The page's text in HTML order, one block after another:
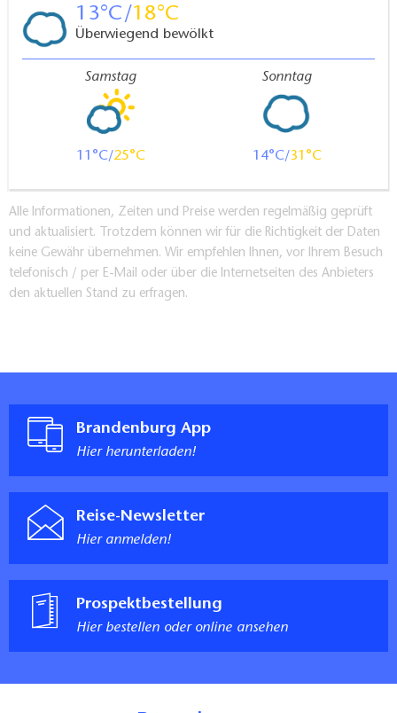
Neu ausgebauter, großzügiger Hafen
Hafenbüro im Alten Hafen in ca. 500 m Entfernung,
barrierefreie Hausboote vorzugsweise im Alten Hafen
(wenn Sanitäranlagen benötigt werden)
Erfahrung mit Gästen mit Mobilitätseinschränkungen
PKW-Stellplätze
der Nähe des Eingangs: 2
vor Ziegeleipark Mildenberg (ca. 200 m)
Zugang und Wege Außenbereich
stufenlose Wegeführung möglich
Wegebeschaffenheit:
glattes Pflaster, Asphalt, kleine Steigung am
Rezeption
Rezeptionscounter oder -tisch teilweise auf eine Höhe
Kommentar:
Hafenbüro (1 Stufe 27 cm) befindet sich im Alten
Hafen (ca. 500 m entfernt
stufenlos
Gästetoilette
im Hafenbüro
13 18
Überwiegend bewölkt
Samstag
11 25
Sonntag
14 31
Alle Informationen, Zeiten und Preise werden regelmäßig geprüft
und aktualisiert. Trotzdem können wir für die Richtigkeit der Daten
keine Gewähr übernehmen. Wir empfehlen Ihnen, vor Ihrem Besuch
telefonisch / per E-Mail oder über die Internetseiten des Anbieters
den aktuellen Stand zu erfragen.
Brandenburg App
Hier herunterladen!
Reise-Newsletter
Hier anmelden!
Prospektbestellung
Hier bestellen oder online ansehen